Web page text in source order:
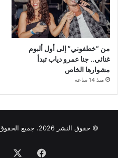
من “خطفوني” إلى أول ألبوم
غنائي.. جنا عمرو دياب تبدأ
مشوارها الخاص
منذ 14 ساعة
© حقوق النشر 2026، جميع الحقوق محفوظة |
فيسبوك